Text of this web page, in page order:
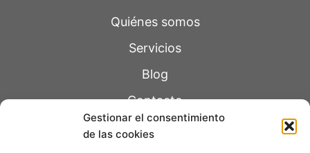
Gestionar el consentimiento
de las cookies
Quiénes somos
Servicios
Blog
Contacto